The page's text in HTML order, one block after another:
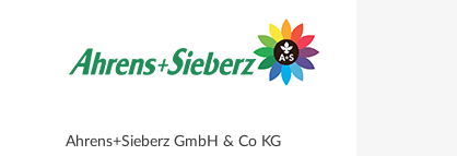
Ahrens+Sieberz GmbH & Co KG